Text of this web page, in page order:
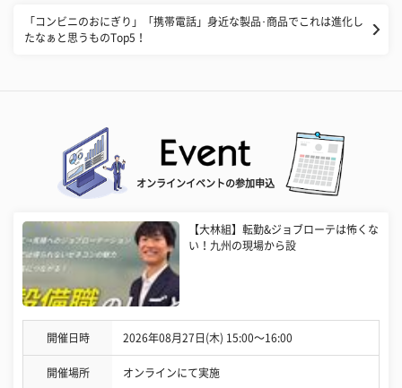
「コンビニのおにぎり」「携帯電話」身近な製品･商品でこれは進化し
たなぁと思うものTop5！
オンラインイベントの参加申込
【大林組】転勤&ジョブローテは怖くな
い！九州の現場から設
開催日時 2026年08月27日(木) 15:00〜16:00
開催場所 オンラインにて実施